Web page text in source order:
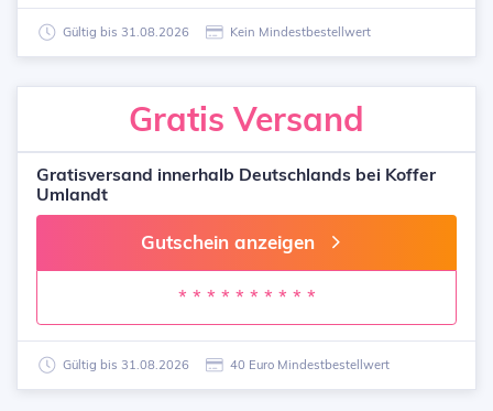
Gültig bis 31.08.2026 Kein Mindestbestellwert
Gratis Versand
Gratisversand innerhalb Deutschlands bei Koffer
Umlandt
Gutschein anzeigen
* * * * * * * * * *
Gültig bis 31.08.2026 40 Euro Mindestbestellwert